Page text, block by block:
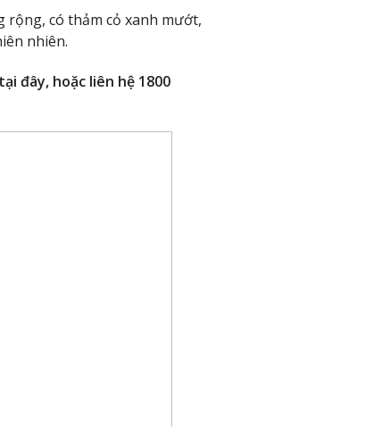
rộng, có thảm cỏ xanh mướt,
nhiên.
đây, hoặc liên hệ 1800